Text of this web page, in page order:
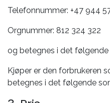
Telefonnummer: +47 944
Orgnummer: 812 324 322
og betegnes i det
Kjøper er den forbrukeren
betegnes i det følgende